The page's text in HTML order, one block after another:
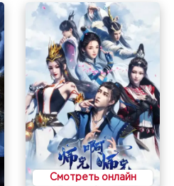
Смотреть онлайн